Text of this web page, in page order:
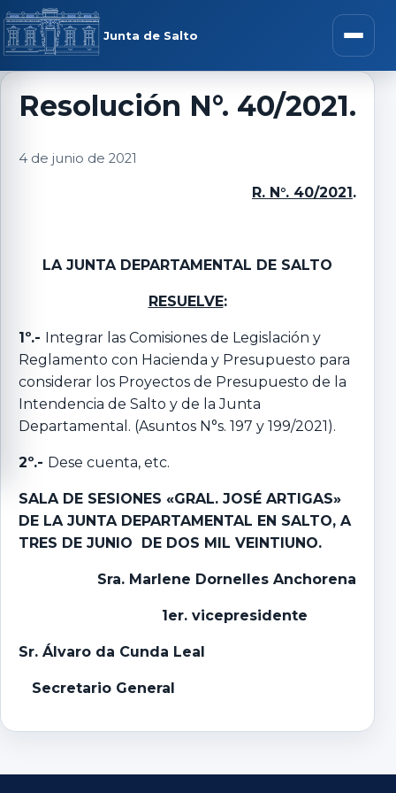
Saltar al contenido
Junta de Salto Abrir
menú
Resolución N°. 40/2021.
4 de junio de 2021
R. N°. 40/2021.
LA JUNTA DEPARTAMENTAL DE SALTO
RESUELVE:
1º.- Integrar las Comisiones de Legislación y
Reglamento con Hacienda y Presupuesto para
considerar los Proyectos de Presupuesto de la
Intendencia de Salto y de la Junta
Departamental. (Asuntos N°s. 197 y 199/2021).
2º.- Dese cuenta, etc.
SALA DE SESIONES «GRAL. JOSÉ ARTIGAS»
DE LA JUNTA DEPARTAMENTAL EN SALTO, A
TRES DE JUNIO DE DOS MIL VEINTIUNO.
Sra. Marlene Dornelles Anchorena
1er. vicepresidente
Sr. Álvaro da Cunda Leal
Secretario General